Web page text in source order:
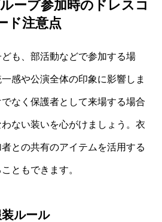
ープ参加時のドレスコ
ド注意点
も、部活動などで参加する場
感や公演全体の印象に影響しま
なく保護者として来場する場合
ない装いを心がけましょう。衣
との共有のアイテムを活用する
ともできます。
ルール